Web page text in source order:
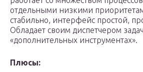
отдельными низкими
стабильно, интерфейс простой,
Обладает своим диспетчером
«дополнительных инструментах».
Плюсы: